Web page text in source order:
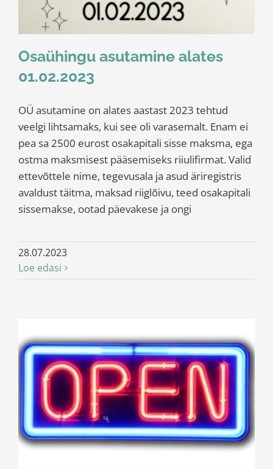
Osaühingu asutamine alates
01.02.2023
OÜ asutamine on alates aastast 2023 tehtud
veelgi lihtsamaks, kui see oli varasemalt. Enam ei
pea sa 2500 eurost osakapitali sisse maksma, ega
ostma maksmisest pääsemiseks riiulifirmat. Valid
ettevõttele nime, tegevusala ja asud äriregistris
avaldust täitma, maksad riiglõivu, teed osakapitali
sissemakse, ootad päevakese ja ongi
28.07.2023
Loe edasi